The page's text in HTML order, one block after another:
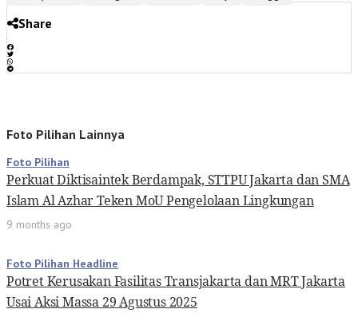
Share
Foto Pilihan Lainnya
Foto Pilihan
Perkuat Diktisaintek Berdampak, STTPU Jakarta dan SMA
Islam Al Azhar Teken MoU Pengelolaan Lingkungan
9 months ago
Foto Pilihan Headline
Potret Kerusakan Fasilitas Transjakarta dan MRT Jakarta
Usai Aksi Massa 29 Agustus 2025